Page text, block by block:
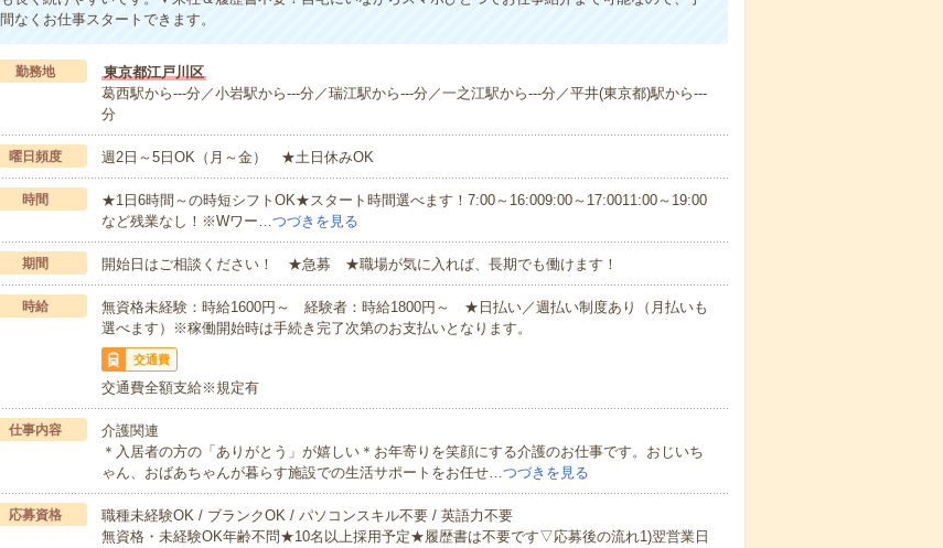
間なくお仕事スタートできます。
勤務地
東京都江戸川区
葛西駅から---分／小岩駅から---分／瑞江駅から---分／一之江駅から---分／平井(東京都)駅から---
分
曜日頻度 週2日～5日OK（月～金） ★土日休みOK
時間
★1日6時間～の時短シフトOK★スタート時間選べます！7:00～16:009:00～17:0011:00～19:00
など残業なし！※Wワー…つづきを見る
期間 開始日はご相談ください！ ★急募 ★職場が気に入れば、長期でも働けます！
時給
無資格未経験：時給1600円～ 経験者：時給1800円～ ★日払い／週払い制度あり（月払いも
選べます）※稼働開始時は手続き完了次第のお支払いとなります。
交通費
交通費全額支給※規定有
仕事内容
介護関連
＊入居者の方の「ありがとう」が嬉しい＊お年寄りを笑顔にする介護のお仕事です。おじいち
ゃん、おばあちゃんが暮らす施設での生活サポートをお任せ…つづきを見る
応募資格
職種未経験OK / ブランクOK / パソコンスキル不要 / 英語力不要
無資格・未経験OK年齢不問★10名以上採用予定★履歴書は不要です▽応募後の流れ1)翌営業日